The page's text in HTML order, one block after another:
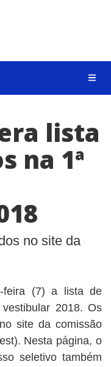
lista
na 1ª
no site da
feira (7) a lista de
2018. Os
site da comissão
Nesta página, o
seletivo também